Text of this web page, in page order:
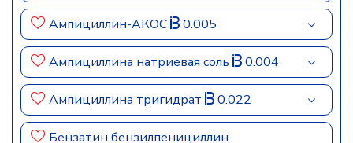
Ампициллин-АКОС 0.005
Ампициллина натриевая соль 0.004
Ампициллина тригидрат 0.022
Бензатин бензилпенициллин